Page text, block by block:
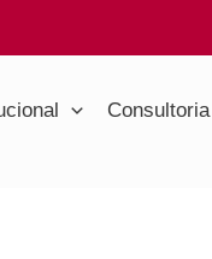
Consultoria